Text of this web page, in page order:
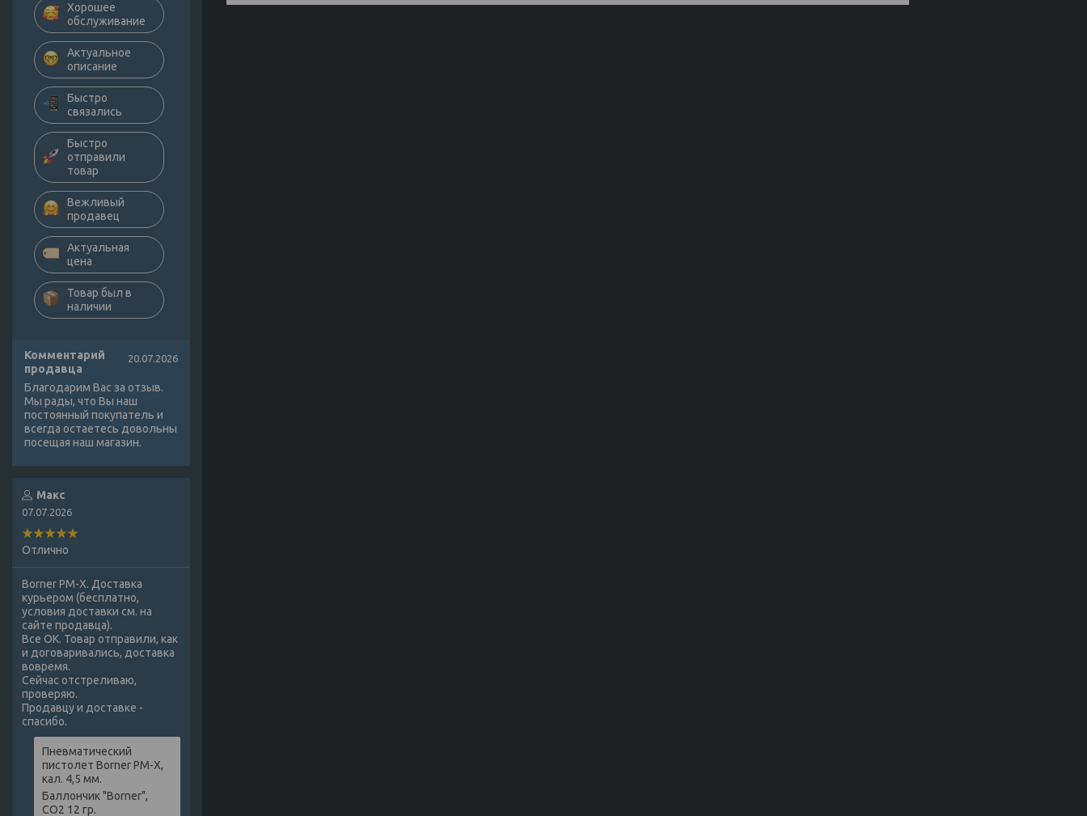
Хорошее
обслуживание
Актуальное
описание
Быстро
связались
Быстро
отправили
товар
Вежливый
продавец
Актуальная
цена
Товар был в
наличии
Комментарий
продавца
20.07.2026
Благодарим Вас за отзыв.
Мы рады, что Вы наш
постоянный покупатель и
всегда остаетесь довольны
посещая наш магазин.
Макс
07.07.2026
Отлично
Borner PM-X. Доставка
курьером (бесплатно,
условия доставки см. на
сайте продавца).
Все ОК. Товар отправили, как
и договаривались, доставка
вовремя.
Сейчас отстреливаю,
проверяю.
Продавцу и доставке -
спасибо.
Пневматический
пистолет Borner PM-X,
кал. 4,5 мм.
Баллончик "Borner",
СО2 12 гр.